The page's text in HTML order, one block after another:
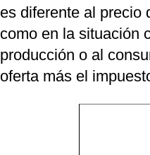
es diferente al precio
como en la situación
producción o al
oferta más el